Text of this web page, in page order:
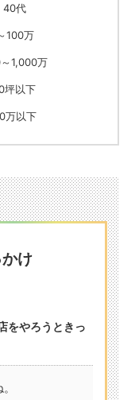
40代
100万
1,000万
坪以下
万以下
け
をやろうときっ